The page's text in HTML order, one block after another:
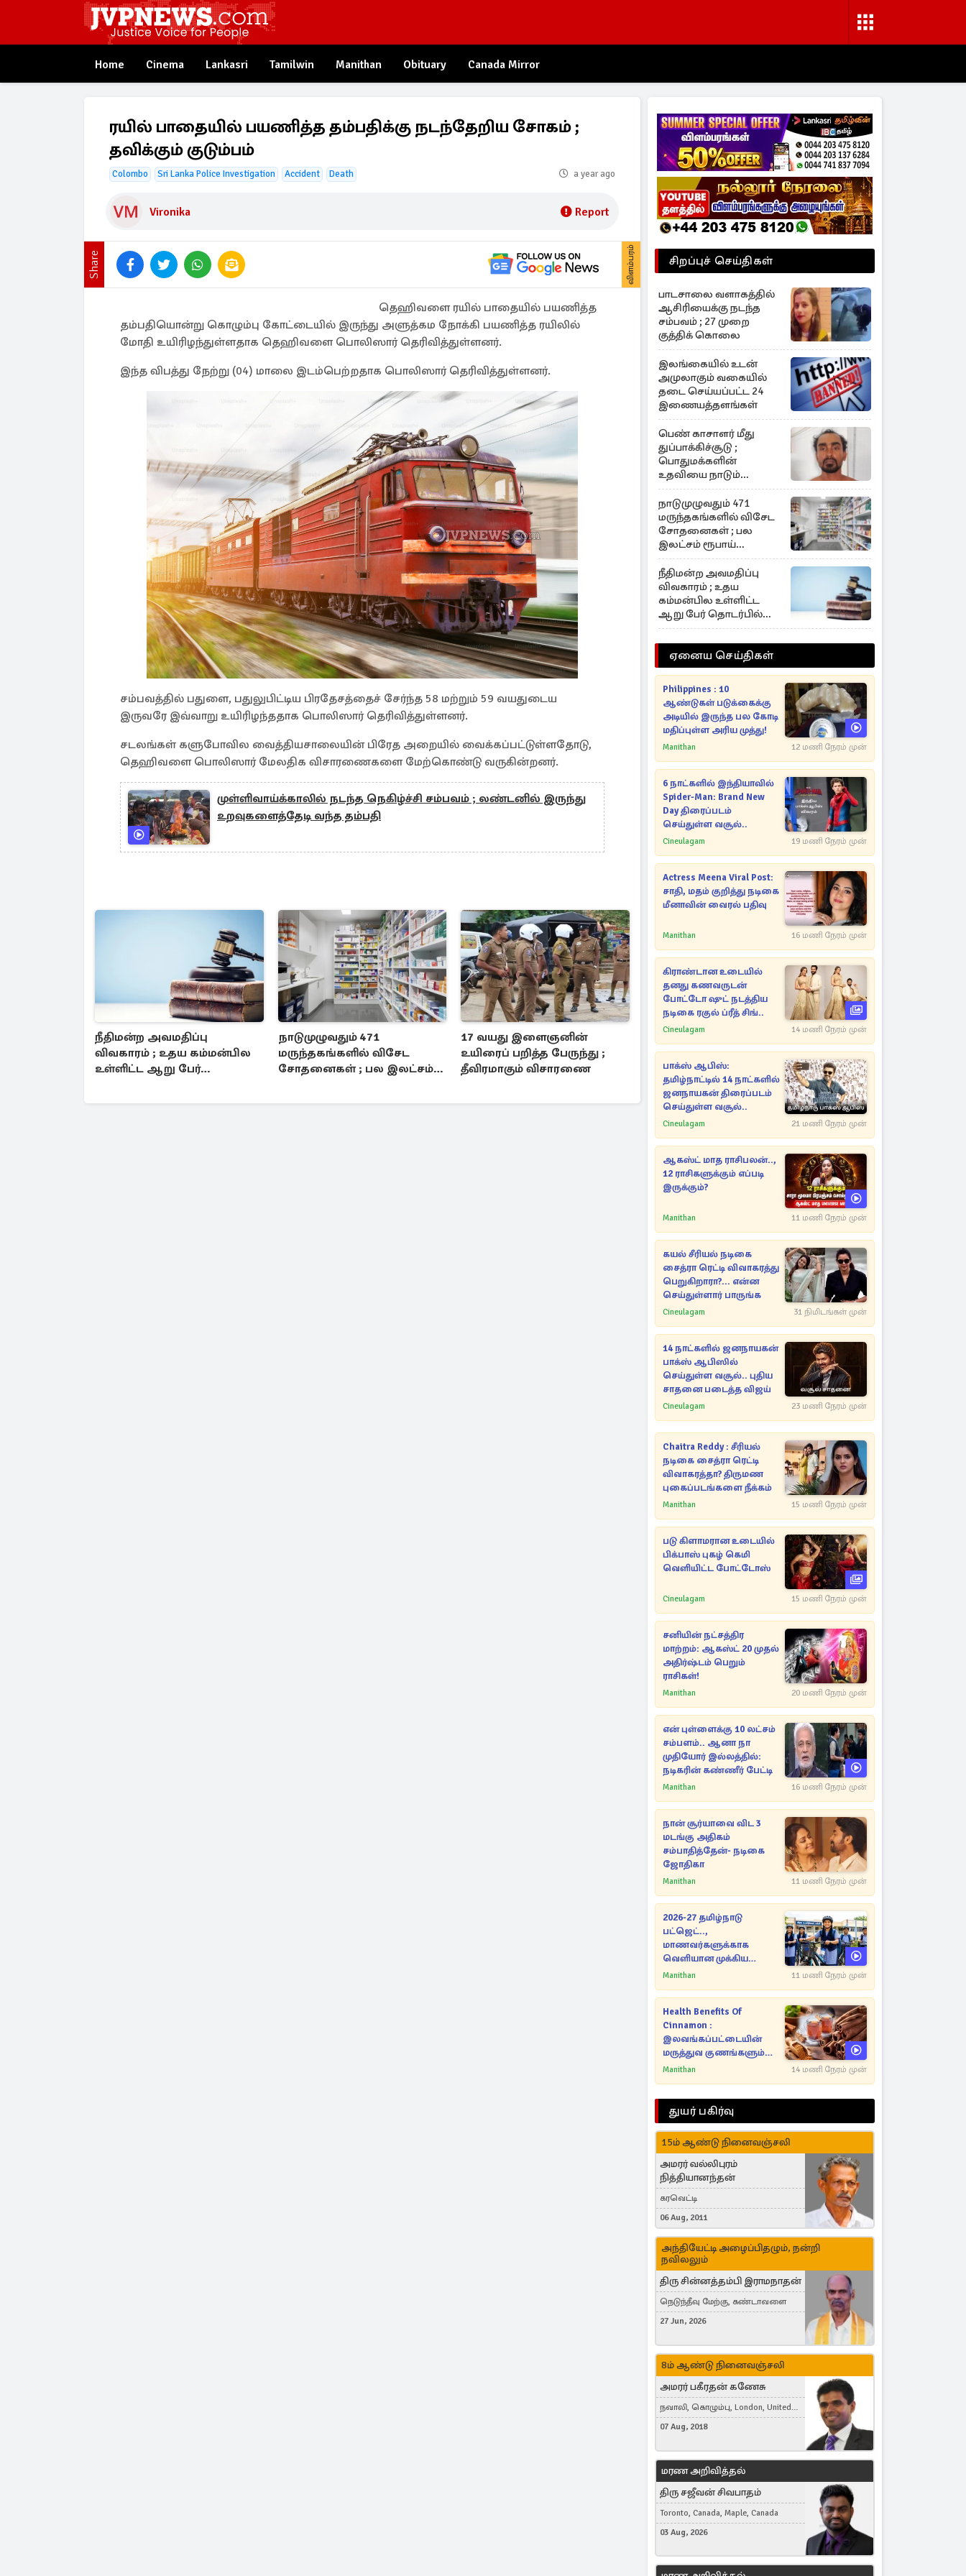
Home Cinema Lankasri Tamilwin Manithan Obituary Canada Mirror
ரயில் பாதையில் பயணித்த தம்பதிக்கு நடந்தேறிய சோகம் ;
தவிக்கும் குடும்பம்
Colombo Sri Lanka Police Investigation Accident Death a year ago
Vironika Report
Share விளம்பரம்
தெஹிவளை ரயில் பாதையில் பயணித்த
தம்பதியொன்று கொழும்பு கோட்டையில் இருந்து அளுத்கம நோக்கி பயணித்த ரயிலில்
மோதி உயிரிழந்துள்ளதாக தெஹிவளை பொலிஸார் தெரிவித்துள்ளனர்.
இந்த விபத்து நேற்று (04) மாலை இடம்பெற்றதாக பொலிஸார் தெரிவித்துள்ளனர்.
சம்பவத்தில் பதுளை, பதுலுபிட்டிய பிரதேசத்தைச் சேர்ந்த 58 மற்றும் 59 வயதுடைய
இருவரே இவ்வாறு உயிரிழந்ததாக பொலிஸார் தெரிவித்துள்ளனர்.
சடலங்கள் களுபோவில வைத்தியசாலையின் பிரேத அறையில் வைக்கப்பட்டுள்ளதோடு,
தெஹிவளை பொலிஸார் மேலதிக விசாரணைகளை மேற்கொண்டு வருகின்றனர்.
முள்ளிவாய்க்காலில் நடந்த நெகிழ்ச்சி சம்பவம் ; லண்டனில் இருந்து
உறவுகளைத்தேடி வந்த தம்பதி
நீதிமன்ற அவமதிப்பு
விவகாரம் ; உதய கம்மன்பில
உள்ளிட்ட ஆறு பேர்
நாடுமுழுவதும் 471
மருந்தகங்களில் விசேட
சோதனைகள் ; பல இலட்சம்
17 வயது இளைஞனின்
உயிரைப் பறித்த பேருந்து ;
தீவிரமாகும் விசாரணை
சிறப்புச் செய்திகள்
பாடசாலை வளாகத்தில்
ஆசிரியைக்கு நடந்த
சம்பவம் ; 27 முறை
குத்திக் கொலை
இலங்கையில் உடன்
அமுலாகும் வகையில்
தடை செய்யப்பட்ட 24
இணையத்தளங்கள்
பெண் காசாளர் மீது
துப்பாக்கிச்சூடு ;
பொதுமக்களின்
உதவியை நாடும்
பொலிஸார்
நாடுமுழுவதும் 471
மருந்தகங்களில் விசேட
சோதனைகள் ; பல
இலட்சம் ரூபாய்
அபராதம்
நீதிமன்ற அவமதிப்பு
விவகாரம் ; உதய
கம்மன்பில உள்ளிட்ட
ஆறு பேர் தொடர்பில்
அதிரடி உத்தரவு
ஏனைய செய்திகள்
Philippines : 10
ஆண்டுகள் படுக்கைக்கு
அடியில் இருந்த பல கோடி
மதிப்புள்ள அரிய முத்து!
Manithan 12 மணி நேரம் முன்
6 நாட்களில் இந்தியாவில்
Spider-Man: Brand New
Day திரைப்படம்
செய்துள்ள வசூல்..
Cineulagam 19 மணி நேரம் முன்
Actress Meena Viral Post:
சாதி, மதம் குறித்து நடிகை
மீனாவின் வைரல் பதிவு
Manithan 16 மணி நேரம் முன்
கிராண்டான உடையில்
தனது கணவருடன்
போட்டோ ஷுட் நடத்திய
நடிகை ரகுல் ப்ரீத் சிங்..
Cineulagam 14 மணி நேரம் முன்
பாக்ஸ் ஆபிஸ்:
தமிழ்நாட்டில் 14 நாட்களில்
ஜனநாயகன் திரைப்படம்
செய்துள்ள வசூல்..
Cineulagam 21 மணி நேரம் முன்
ஆகஸ்ட் மாத ராசிபலன்..,
12 ராசிகளுக்கும் எப்படி
இருக்கும்?
Manithan 11 மணி நேரம் முன்
கயல் சீரியல் நடிகை
சைத்ரா ரெட்டி விவாகரத்து
பெறுகிறாரா?... என்ன
செய்துள்ளார் பாருங்க
Cineulagam 31 நிமிடங்கள் முன்
14 நாட்களில் ஜனநாயகன்
பாக்ஸ் ஆபிஸில்
செய்துள்ள வசூல்.. புதிய
சாதனை படைத்த விஜய்
Cineulagam 23 மணி நேரம் முன்
Chaitra Reddy : சீரியல்
நடிகை சைத்ரா ரெட்டி
விவாகரத்தா? திருமண
புகைப்படங்களை நீக்கம்
Manithan 15 மணி நேரம் முன்
படு கிளாமரான உடையில்
பிக்பாஸ் புகழ் கெமி
வெளியிட்ட போட்டோஸ்
Cineulagam 15 மணி நேரம் முன்
சனியின் நட்சத்திர
மாற்றம்: ஆகஸ்ட் 20 முதல்
அதிர்ஷ்டம் பெறும்
ராசிகள்!
Manithan 20 மணி நேரம் முன்
என் புள்ளைக்கு 10 லட்சம்
சம்பளம்.. ஆனா நா
முதியோர் இல்லத்தில்:
நடிகரின் கண்ணீர் பேட்டி
Manithan 16 மணி நேரம் முன்
நான் சூர்யாவை விட 3
மடங்கு அதிகம்
சம்பாதித்தேன்- நடிகை
ஜோதிகா
Manithan 11 மணி நேரம் முன்
2026-27 தமிழ்நாடு
பட்ஜெட்..,
மாணவர்களுக்காக
வெளியான முக்கிய
அறிவிப்புகள்
Manithan 11 மணி நேரம் முன்
Health Benefits Of
Cinnamon :
இலவங்கப்பட்டையின்
மருத்துவ குணங்களும்
ஆரோக்கிய
Manithan 14 மணி நேரம் முன்
துயர் பகிர்வு
15ம் ஆண்டு நினைவஞ்சலி
அமரர் வல்லிபுரம்
நித்தியானந்தன்
கரவெட்டி
06 Aug, 2011
அந்தியேட்டி அழைப்பிதழும், நன்றி
நவிலலும்
திரு சின்னத்தம்பி இராமநாதன்
நெடுந்தீவு மேற்கு, கண்டாவளை
27 Jun, 2026
8ம் ஆண்டு நினைவஞ்சலி
அமரர் பகீரதன் கணேசு
நவாலி, கொழும்பு, London, United
Kingdom
07 Aug, 2018
மரண அறிவித்தல்
திரு சஜீவன் சிவபாதம்
Toronto, Canada, Maple, Canada
03 Aug, 2026